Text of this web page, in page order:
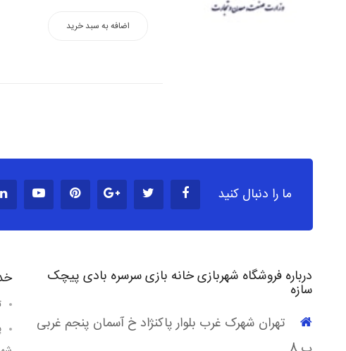
اضافه به سبد خرید
ما را دنبال کنید
درباره فروشگاه شهربازی خانه بازی سرسره بادی پیچک
سازه
تهران شهرک غرب بلوار پاکنژاد خ آسمان پنجم غربی